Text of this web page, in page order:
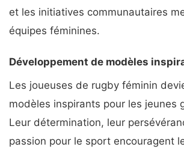
et les initiatives communautaires
équipes féminines.
Développement de modèles
Les joueuses de rugby féminin
modèles inspirants pour les jeunes
Leur détermination, leur
passion pour le sport encouragent